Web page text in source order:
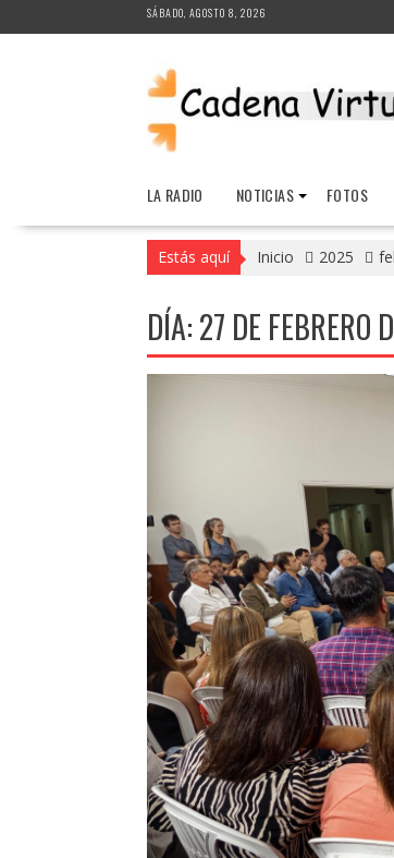
al
SÁBADO, AGOSTO 8, 2026
LA RADIO NOTICIAS FOTOS
Estás aquí Inicio 2025
DÍA:27 DE FEBRERO